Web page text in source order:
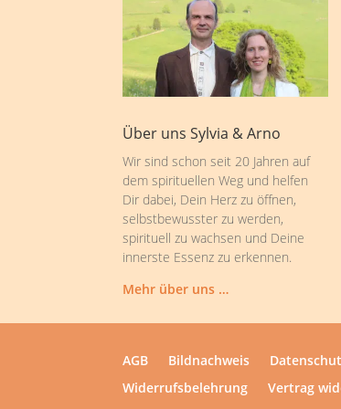
Über uns Sylvia & Arno
Wir sind schon seit 20 Jahren auf
dem spirituellen Weg und helfen
Dir dabei, Dein Herz zu öffnen,
selbstbewusster zu werden,
spirituell zu wachsen und Deine
innerste Essenz zu erkennen.
Mehr über uns …
AGB Bildnachweis
Widerrufsbelehrung
Vertrag